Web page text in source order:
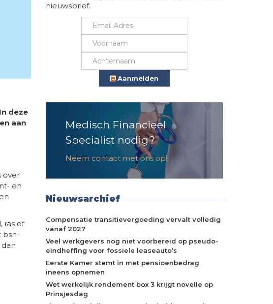
deze
aan
over
en
ras of
bsn-
nieuwsbrief.
Aanmelden
Medisch Financieel
Specialist nodig?
Neem contact met ons op!
Nieuwsarchief
Compensatie transitievergoeding vervalt volledig
vanaf 2027
Veel werkgevers nog niet voorbereid op pseudo-
eindheffing voor fossiele leaseauto’s
Eerste Kamer stemt in met pensioenbedrag
ineens opnemen
Wet werkelijk rendement box 3 krijgt novelle op
Prinsjesdag